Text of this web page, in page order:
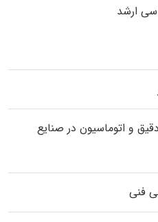
ارشد
و اتوماسیون در صنایع
فنی